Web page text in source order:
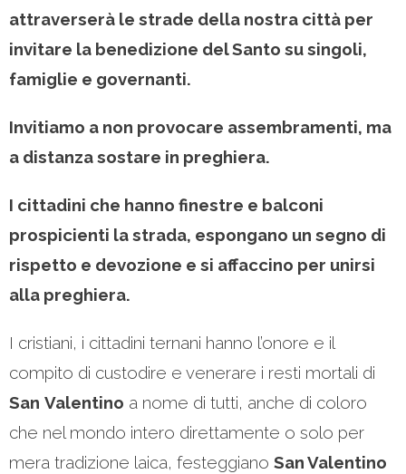
attraverserà le strade della nostra città per
invitare la benedizione del Santo su singoli,
famiglie e governanti.
Invitiamo a non provocare assembramenti, ma
a distanza sostare in preghiera.
I cittadini che hanno finestre e balconi
prospicienti la strada, espongano un segno di
rispetto e devozione e si affaccino per unirsi
alla preghiera.
I cristiani, i cittadini ternani hanno l’onore e il
compito di custodire e venerare i resti mortali di
San Valentino a nome di tutti, anche di coloro
che nel mondo intero direttamente o solo per
mera tradizione laica, festeggiano San Valentino